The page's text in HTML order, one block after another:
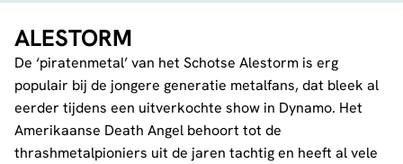
ALESTORM
De ‘piratenmetal’ van het Schotse Alestorm is erg
populair bij de jongere generatie metalfans, dat bleek al
eerder tijdens een uitverkochte show in Dynamo. Het
Amerikaanse Death Angel behoort tot de
thrashmetalpioniers uit de jaren tachtig en heeft al vele